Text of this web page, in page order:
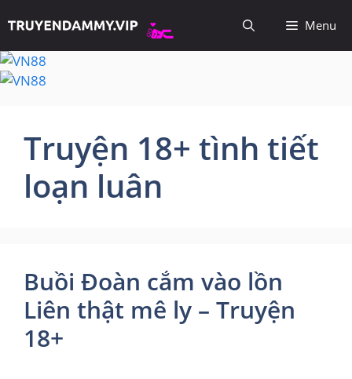
đến
nội
dung
Menu
Truyện 18+ tình tiết
loạn luân
Buồi Đoàn cắm vào lồn
Liên thật mê ly – Truyện
18+